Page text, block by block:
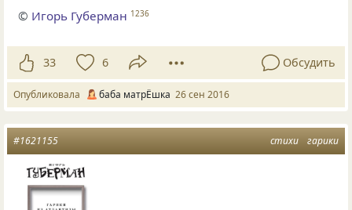
© Игорь Губерман 1236
33 6 Обсудить
Опубликовала баба матрЁшка 26 сен 2016
стихи гарики
#1621155